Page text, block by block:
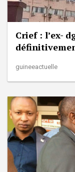
Crief : l’ex-
guineeactuelle